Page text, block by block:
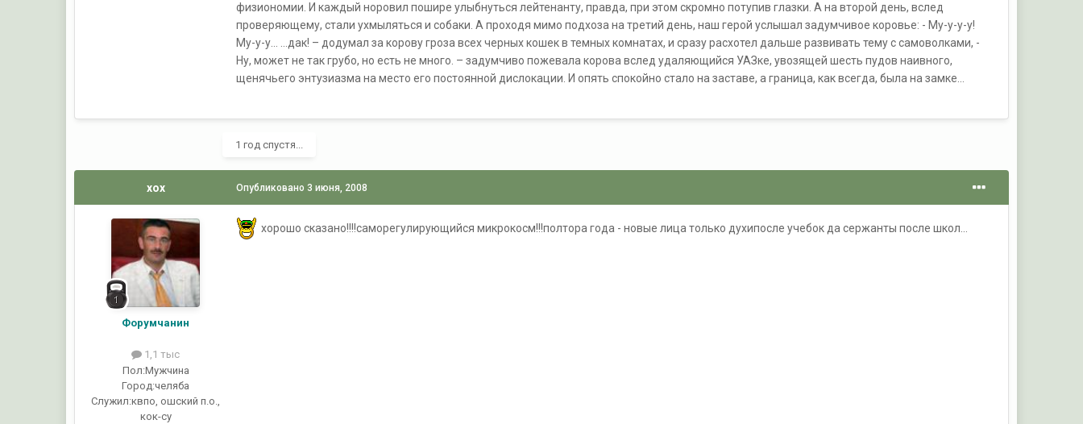
физиономии. И каждый норовил пошире улыбнуться лейтенанту, правда, при этом скромно потупив глазки. А на второй день, вслед
проверяющему, стали ухмыляться и собаки. А проходя мимо подхоза на третий день, наш герой услышал задумчивое коровье: - Му-y-y-y!
Му-у-у… …дак! – додумал за корову гроза всех черных кошек в темных комнатах, и сразу расхотел дальше развивать тему с самоволками, -
Ну, может не так грубо, но есть не много. – задумчиво пожевала корова вслед удаляющийся УАЗке, увозящей шесть пудов наивного,
щенячьего энтузиазма на место его постоянной дислокации. И опять спокойно стало на заставе, а граница, как всегда, была на замке…
1 год спустя...
xox
Форумчанин
1,1 тыс
Пол:Мужчина
Город:челяба
Служил:квпо, ошский п.о.,
кок-су
Опубликовано 3 июня, 2008
хорошо сказано!!!!саморегулирующийся микрокосм!!!полтора года - новые лица только духипосле учебок да сержанты после школ...